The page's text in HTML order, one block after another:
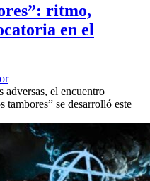
ritmo,
en el
adversas, el encuentro
tambores” se desarrolló este